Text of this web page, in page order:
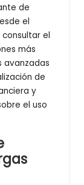
de
el
el
más
avanzadas
de
y
el uso